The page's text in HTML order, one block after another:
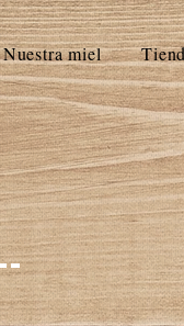
Nuestra miel